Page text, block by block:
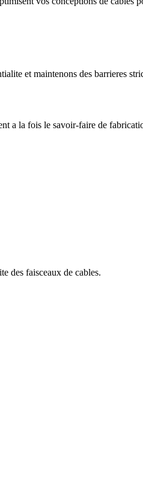
et maintenons des barrieres
a la fois le savoir-faire de
des faisceaux de cables.